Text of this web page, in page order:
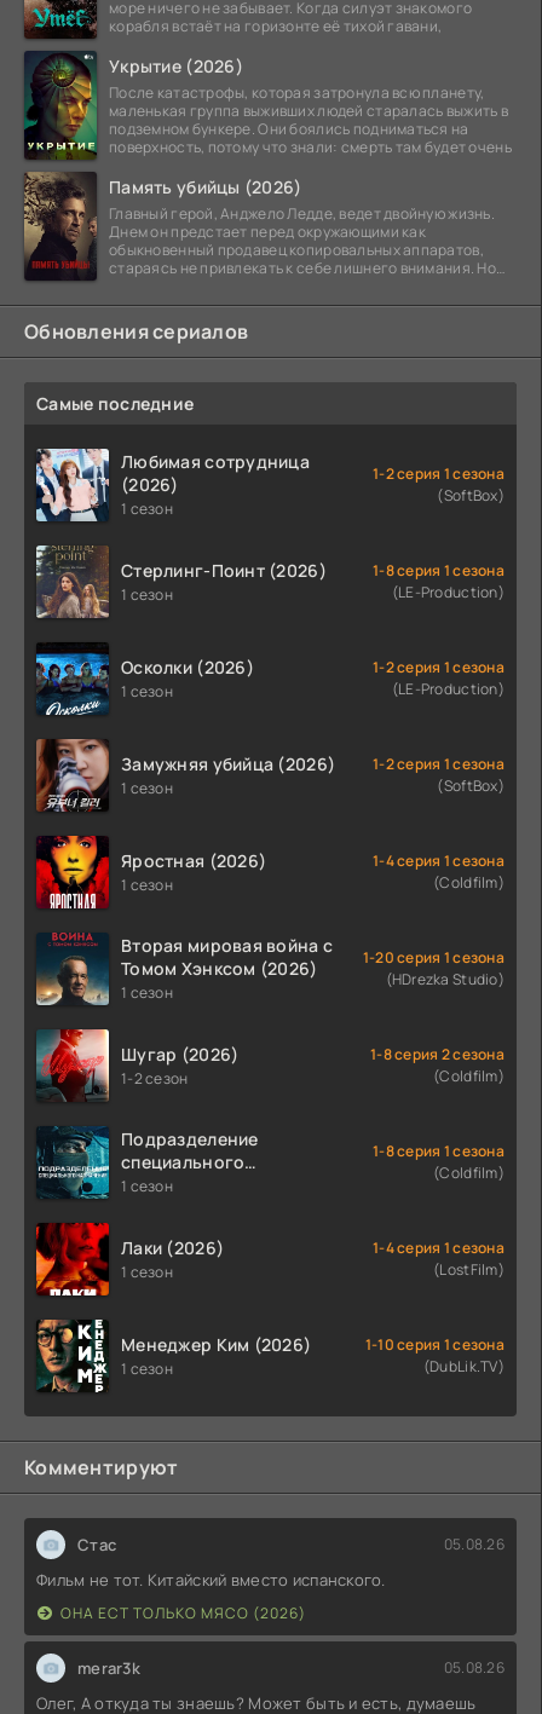
море ничего не забывает. Когда силуэт знакомого
корабля встаёт на горизонте её тихой гавани,
Укрытие (2026)
После катастрофы, которая затронула всю планету,
маленькая группа выживших людей старалась выжить в
подземном бункере. Они боялись подниматься на
поверхность, потому что знали: смерть там будет очень
Память убийцы (2026)
Главный герой, Анджело Ледде, ведет двойную жизнь.
Днем он предстает перед окружающими как
обыкновенный продавец копировальных аппаратов,
стараясь не привлекать к себе лишнего внимания. Но
Обновления сериалов
Самые последние
Любимая сотрудница
(2026)
1 сезон
1-2 серия 1 сезона
(SoftBox)
Стерлинг-Поинт (2026)
1 сезон
1-8 серия 1 сезона
(LE-Production)
Осколки (2026)
1 сезон
1-2 серия 1 сезона
(LE-Production)
Замужняя убийца (2026)
1 сезон
1-2 серия 1 сезона
(SoftBox)
Яростная (2026)
1 сезон
1-4 серия 1 сезона
(Coldfilm)
Вторая мировая война с
Томом Хэнксом (2026)
1 сезон
1-20 серия 1 сезона
(HDrezka Studio)
Шугар (2026)
1-2 сезон
1-8 серия 2 сезона
(Coldfilm)
Подразделение
специального
назначения (2026)
1 сезон
1-8 серия 1 сезона
(Coldfilm)
Лаки (2026)
1 сезон
1-4 серия 1 сезона
(LostFilm)
Менеджер Ким (2026)
1 сезон
1-10 серия 1 сезона
(DubLik.TV)
Комментируют
Стас 05.08.26
Фильм не тот. Китайский вместо испанского.
ОНА ЕСТ ТОЛЬКО МЯСО (2026)
merar3k 05.08.26
Олег, А откуда ты знаешь? Может быть и есть, думаешь